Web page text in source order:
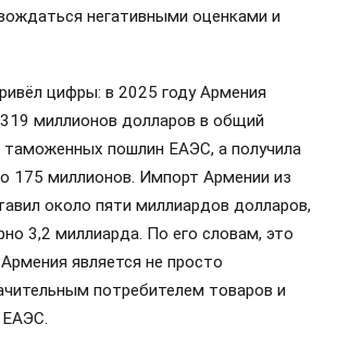
негативными оценками и
цифры: в 2025 году Армения
миллионов долларов в общий
пошлин ЕАЭС, а получила
175 миллионов. Импорт Армении из
около пяти миллиардов долларов,
3,2 миллиарда. По его словам, это
является не просто
потребителем товаров и
ЕАЭС.